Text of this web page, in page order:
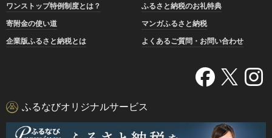
ワンストップ特例制度とは？
ふるさと納税のお礼特典
寄附金の使い道
マンガふるさと納税
企業版ふるさと納税とは
よくあるご質問・お問い合わせ
ふるなびオリジナルサービス